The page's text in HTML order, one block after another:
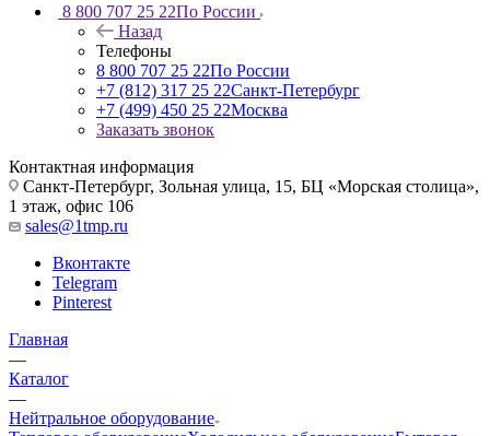
8 800 707 25 22По России
Назад
Телефоны
8 800 707 25 22По России
+7 (812) 317 25 22Санкт-Петербург
+7 (499) 450 25 22Москва
Заказать звонок
Контактная информация
Санкт-Петербург, Зольная улица, 15, БЦ «Морская столица»,
1 этаж, офис 106
sales@1tmp.ru
Вконтакте
Telegram
Pinterest
Главная
—
Каталог
—
Нейтральное оборудование